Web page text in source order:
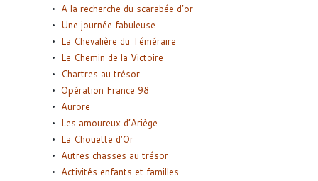
A la recherche du scarabée d’or
Une journée fabuleuse
La Chevalière du Téméraire
Le Chemin de la Victoire
Chartres au trésor
Opération France 98
Aurore
Les amoureux d’Ariège
La Chouette d’Or
Autres chasses au trésor
Activités enfants et familles